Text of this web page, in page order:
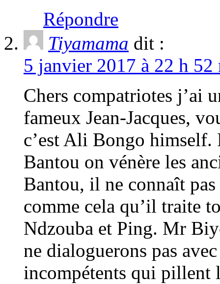
Répondre
Tiyamama dit :
5 janvier 2017 à 22 h
Chers compatriotes j’ai
fameux Jean-Jacques,
c’est Ali Bongo himself.
Bantou on vénère les
Bantou, il ne connaît
comme cela qu’il traite
Ndzouba et Ping. Mr
ne dialoguerons pas
incompétents qui pillent